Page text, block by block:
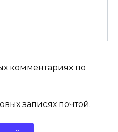
комментариях по
записях почтой.